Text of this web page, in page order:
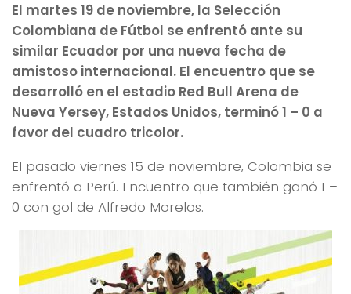
El martes 19 de noviembre, la Selección
Colombiana de Fútbol se enfrentó ante su
similar Ecuador por una nueva fecha de
amistoso internacional. El encuentro que se
desarrolló en el estadio Red Bull Arena de
Nueva Yersey, Estados Unidos, terminó 1 – 0 a
favor del cuadro tricolor.
El pasado viernes 15 de noviembre, Colombia se
enfrentó a Perú. Encuentro que también ganó 1 –
0 con gol de Alfredo Morelos.